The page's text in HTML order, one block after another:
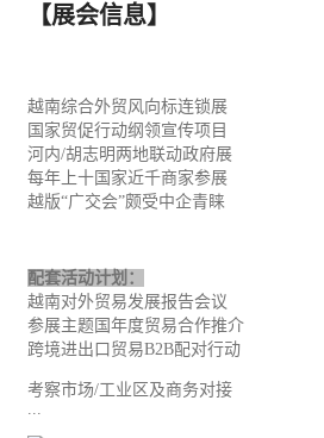
【展会信息】
越南综合外贸风向标连锁展
国家贸促行动纲领宣传项目
河内/胡志明两地联动政府展
每年上十国家近千商家参展
越版“广交会”颇受中企青睐
配套活动计划：
越南对外贸易发展报告会议
参展主题国年度贸易合作推介
跨境进出口贸易B2B配对行动
考察市场/工业 区及商务对接